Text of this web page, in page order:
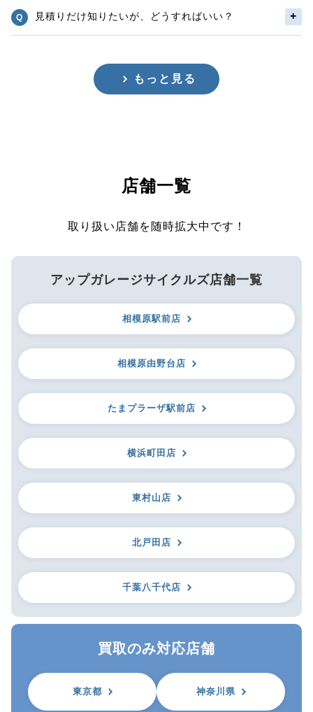
見積りだけ知りたいが、どうすればいい？
もっと見る
店舗一覧
取り扱い店舗を随時拡大中です！
アップガレージサイクルズ店舗一覧
相模原駅前店
相模原由野台店
たまプラーザ駅前店
横浜町田店
東村山店
北戸田店
千葉八千代店
買取のみ対応店舗
東京都 神奈川県